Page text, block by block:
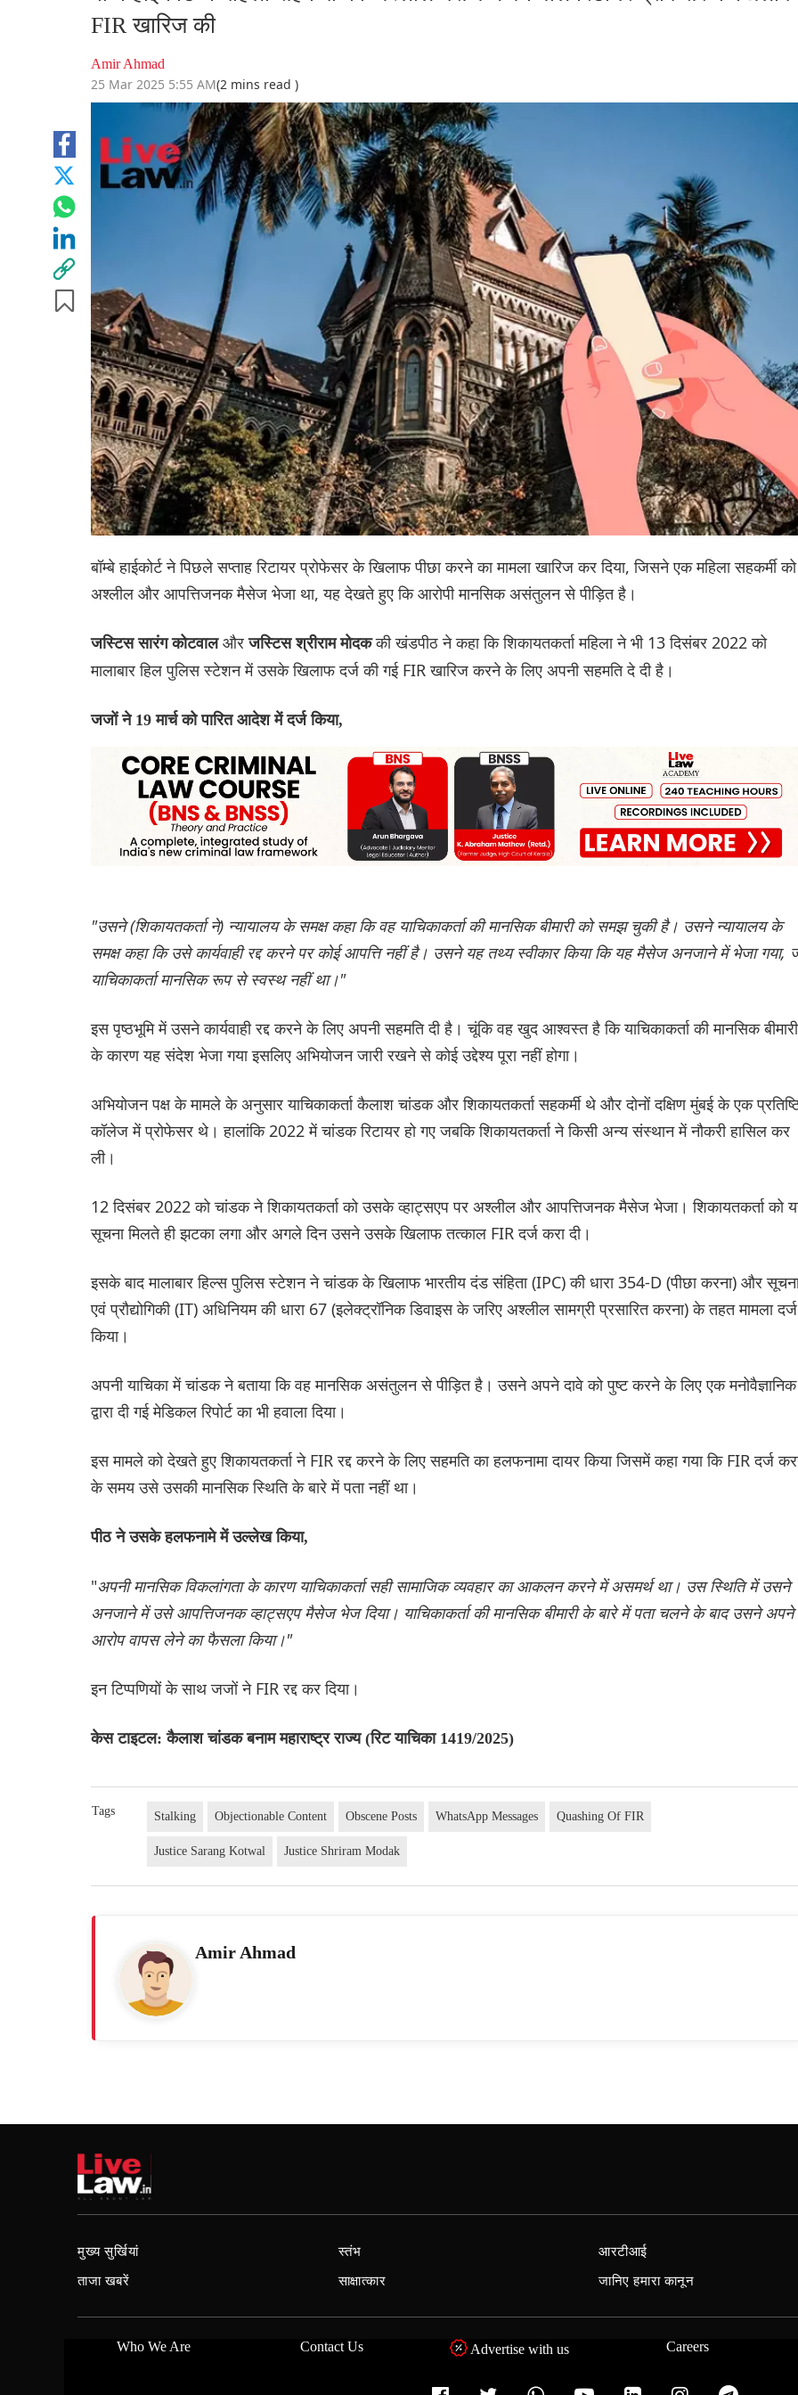
FIR खारिज की
Amir Ahmad
25 Mar 2025 5:55 AM(2 mins read )
बॉम्बे हाईकोर्ट ने पिछले सप्ताह रिटायर प्रोफेसर के खिलाफ पीछा करने का मामला खारिज कर दिया, जिसने एक महिला सहकर्मी को
अश्लील और आपत्तिजनक मैसेज भेजा था, यह देखते हुए कि आरोपी मानसिक असंतुलन से पीड़ित है।
जस्टिस सारंग कोटवालऔरजस्टिस श्रीराम मोदककी खंडपीठ ने कहा कि शिकायतकर्ता महिला ने भी 13 दिसंबर 2022 को
मालाबार हिल पुलिस स्टेशन में उसके खिलाफ दर्ज की गई FIR खारिज करने के लिए अपनी सहमति दे दी है।
जजों ने 19 मार्च को पारित आदेश में दर्ज किया,
"उसने (शिकायतकर्ता ने) न्यायालय के समक्ष कहा कि वह याचिकाकर्ता की मानसिक बीमारी को समझ चुकी है। उसने न्यायालय के
समक्ष कहा कि उसे कार्यवाही रद्द करने पर कोई आपत्ति नहीं है। उसने यह तथ्य स्वीकार किया कि यह मैसेज अनजाने में भेजा गया,
याचिकाकर्ता मानसिक रूप से स्वस्थ नहीं था।"
इस पृष्ठभूमि में उसने कार्यवाही रद्द करने के लिए अपनी सहमति दी है। चूंकि वह खुद आश्वस्त है कि याचिकाकर्ता की मानसिक बीमारी
के कारण यह संदेश भेजा गया इसलिए अभियोजन जारी रखने से कोई उद्देश्य पूरा नहीं होगा।
अभियोजन पक्ष के मामले के अनुसार याचिकाकर्ता कैलाश चांडक और शिकायतकर्ता सहकर्मी थे और दोनों दक्षिण मुंबई के एक
कॉलेज में प्रोफेसर थे। हालांकि 2022 में चांडक रिटायर हो गए जबकि शिकायतकर्ता ने किसी अन्य संस्थान में नौकरी हासिल कर
ली।
12 दिसंबर 2022 को चांडक ने शिकायतकर्ता को उसके व्हाट्सएप पर अश्लील और आपत्तिजनक मैसेज भेजा। शिकायतकर्ता को
सूचना मिलते ही झटका लगा और अगले दिन उसने उसके खिलाफ तत्काल FIR दर्ज करा दी।
इसके बाद मालाबार हिल्स पुलिस स्टेशन ने चांडक के खिलाफ भारतीय दंड संहिता (IPC) की धारा 354-D (पीछा करना) और
एवं प्रौद्योगिकी (IT) अधिनियम की धारा 67 (इलेक्ट्रॉनिक डिवाइस के जरिए अश्लील सामग्री प्रसारित करना) के तहत मामला दर्ज
किया।
अपनी याचिका में चांडक ने बताया कि वह मानसिक असंतुलन से पीड़ित है। उसने अपने दावे को पुष्ट करने के लिए एक मनोवैज्ञानिक
द्वारा दी गई मेडिकल रिपोर्ट का भी हवाला दिया।
इस मामले को देखते हुए शिकायतकर्ता ने FIR रद्द करने के लिए सहमति का हलफनामा दायर किया जिसमें कहा गया कि FIR दर्ज
के समय उसे उसकी मानसिक स्थिति के बारे में पता नहीं था।
पीठ ने उसके हलफनामे में उल्लेख किया,
"अपनी मानसिक विकलांगता के कारण याचिकाकर्ता सही सामाजिक व्यवहार का आकलन करने में असमर्थ था। उस स्थिति में उसने
अनजाने में उसे आपत्तिजनक व्हाट्सएप मैसेज भेज दिया। याचिकाकर्ता की मानसिक बीमारी के बारे में पता चलने के बाद उसने अपने
आरोप वापस लेने का फैसला किया।"
इन टिप्पणियों के साथ जजों ने FIR रद्द कर दिया।
केस टाइटल: कैलाश चांडक बनाम महाराष्ट्र राज्य (रिट याचिका 1419/2025)
Tags Stalking Objectionable Content Obscene Posts WhatsApp Messages Quashing Of FIR
Justice Sarang Kotwal Justice Shriram Modak
Amir Ahmad
मुख्य सुर्खियां
ताजा खबरें
स्तंभ
साक्षात्कार
आरटीआई
जानिए हमारा कानून
Who We Are Contact Us Advertise with us Careers